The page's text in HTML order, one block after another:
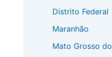
Distrito Federal
Maranhão
Mato Grosso